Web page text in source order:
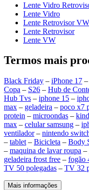
Lente Vidro
Lente Vidro
Lente Retrovisor VW
Lente Retrovisor
Lente VW
Termos mais
Black Friday – iPhone 17 –
Copa – S26 – Hub de
Hub Tvs – iphone 15 –
max – geladeira – poco x7
protein – microondas –
max – celular samsung –
ventilador– nintendo
– tablet – Bicicleta – Body
– maquina de lavar roupa –
geladeira frost free – fogão
TV 50 polegadas – TV 32
Mais informações